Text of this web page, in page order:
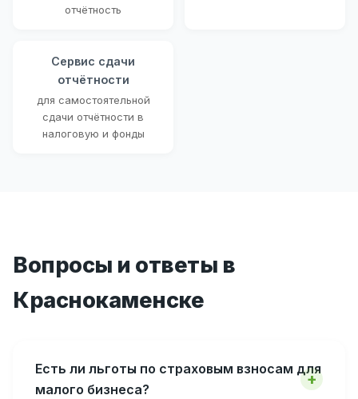
отчётность
Сервис сдачи
отчётности
для самостоятельной
сдачи отчётности в
налоговую и фонды
Вопросы и ответы в
Краснокаменске
Есть ли льготы по страховым взносам для
малого бизнеса?